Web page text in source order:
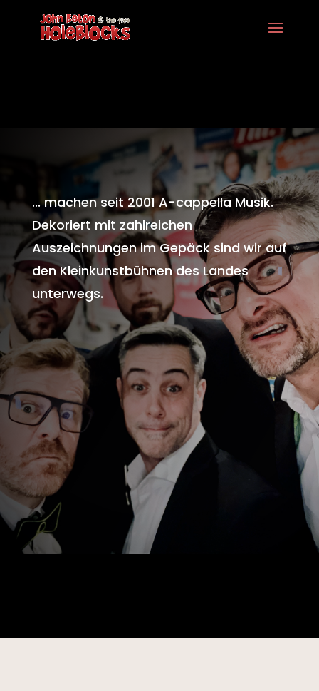
... machen seit 2001 A-cappella Musik.
Dekoriert mit zahlreichen
Auszeichnungen im Gepäck sind wir auf
den Kleinkunstbühnen des Landes
unterwegs.